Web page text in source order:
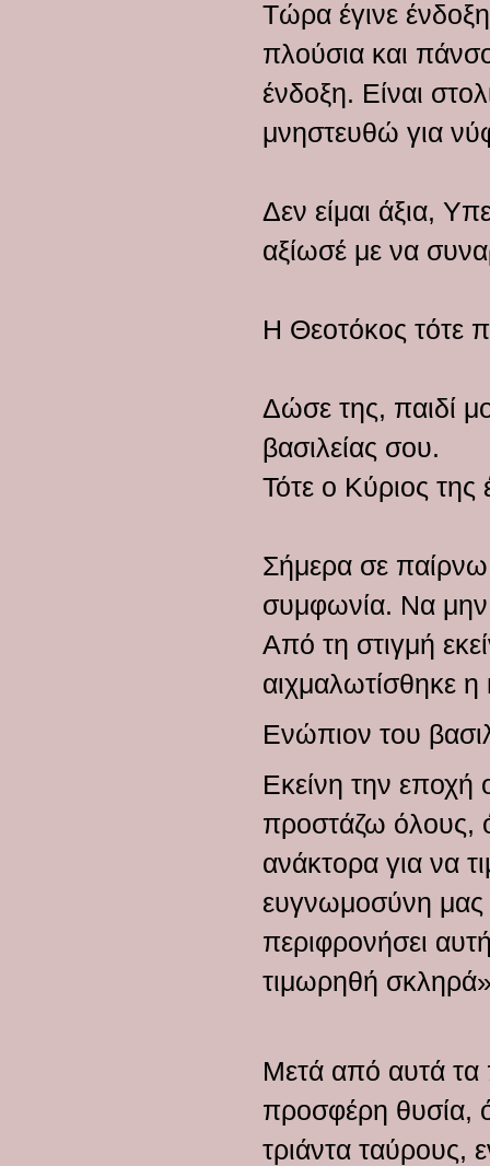
Τώρα έγινε
πλούσια και
ένδοξη. Είναι
μνηστευθώ για
Δεν είμαι άξια,
αξίωσέ με να
Η Θεοτόκος τότε
Δώσε της, παιδί
βασιλείας σου.
Τότε ο Κύριος της
Σήμερα σε
συμφωνία. Να
Από τη στιγμή
αιχμαλωτίσθηκε
Ενώπιον του
Εκείνη την εποχή
προστάζω όλους,
ανάκτορα για να
ευγνωμοσύνη μας
περιφρονήσει
τιμωρηθή
Μετά από αυτά τα
προσφέρη θυσία,
τριάντα ταύρους,